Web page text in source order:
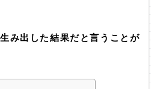
み出した結果だと言うことが